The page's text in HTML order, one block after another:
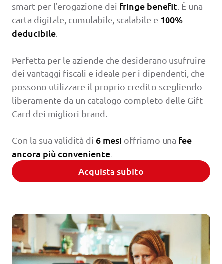
smart per l’erogazione dei fringe benefit. È una
carta digitale, cumulabile, scalabile e 100%
deducibile.
Perfetta per le aziende che desiderano usufruire
dei vantaggi fiscali e ideale per i dipendenti, che
possono utilizzare il proprio credito scegliendo
liberamente da un catalogo completo delle Gift
Card dei migliori brand.
Con la sua validità di 6 mesi offriamo una fee
ancora più conveniente.
Acquista subito